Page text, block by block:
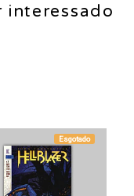
interessado
Esgotado